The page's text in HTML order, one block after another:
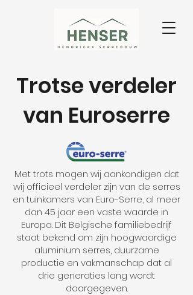
Trotse verdeler
van Euroserre
Met trots mogen wij aankondigen dat
wij officieel verdeler zijn van de serres
en tuinkamers van Euro-Serre, al meer
dan 45 jaar een vaste waarde in
Europa. Dit Belgische familiebedrijf
staat bekend om zijn hoogwaardige
aluminium serres, duurzame
productie en vakmanschap dat al
drie generaties lang wordt
doorgegeven.